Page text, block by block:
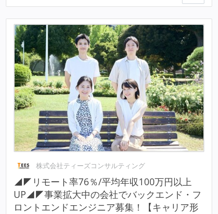
株式会社ティーズコンサルティング
◢◤リモート率76％/平均年収100万円以上
UP◢◤事業拡大中の会社でバックエンド・フ
ロントエンドエンジニア募集！【キャリア形